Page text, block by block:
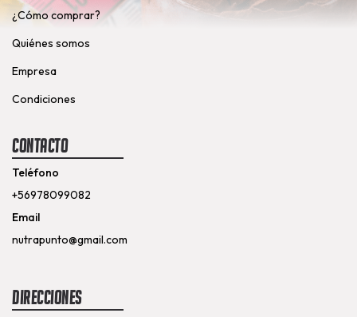
¿Cómo comprar?
Quiénes somos
Empresa
Condiciones
Contacto
Teléfono
+56978099082
Email
nutrapunto@gmail.com
Direcciones